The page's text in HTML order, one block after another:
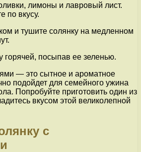
лимоны и лавровый лист.
по вкусу.
и тушите солянку на медленном
горячей, посыпав ее зеленью.
— это сытное и ароматное
подойдет для семейного ужина
Попробуйте приготовить один из
вкусом этой великолепной
с